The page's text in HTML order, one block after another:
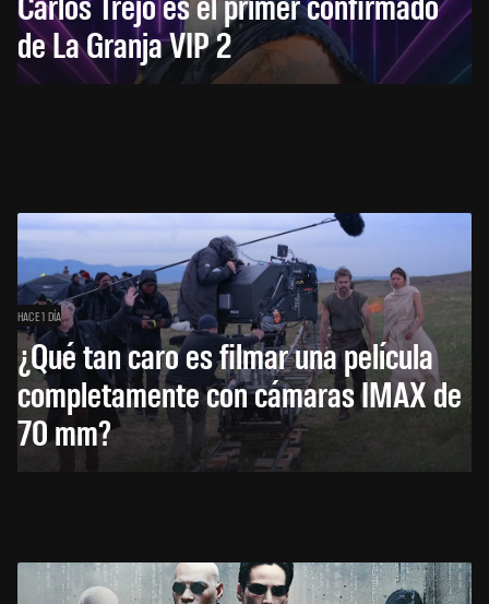
de La Granja VIP 2
HACE 1 DÍA
¿Qué tan caro es filmar una película
completamente con cámaras IMAX de
70 mm?